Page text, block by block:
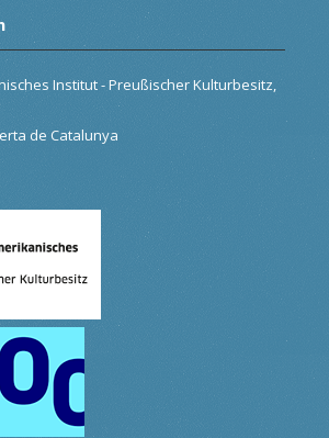
Institut - Preußischer Kulturbesitz,
de Catalunya